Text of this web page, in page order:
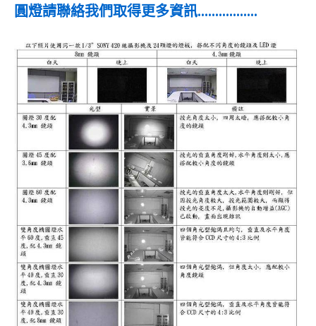
圓燈請聯絡我們取得更多資訊.................